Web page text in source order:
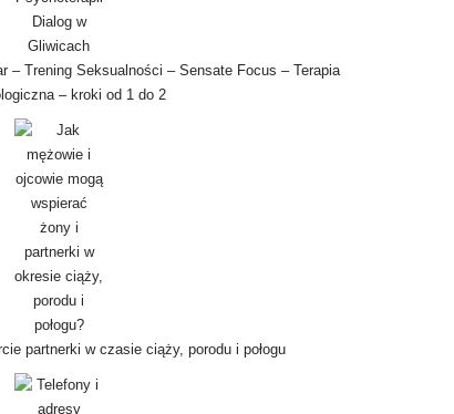
– Trening Seksualności – Sensate Focus – Terapia
– kroki od 1 do 2
partnerki w czasie ciąży, porodu i połogu